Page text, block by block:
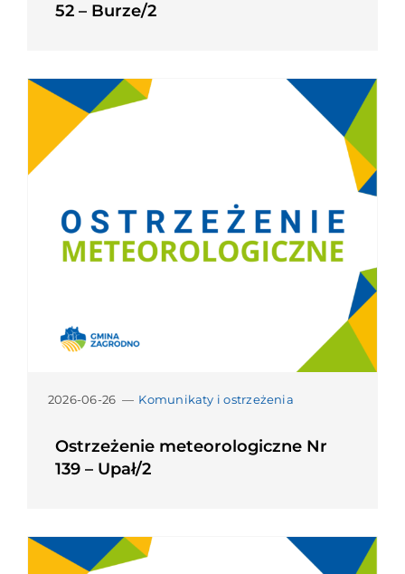
52 – Burze/2
2026-06-26 — Komunikaty i ostrzeżenia
Ostrzeżenie meteorologiczne Nr
139 – Upał/2